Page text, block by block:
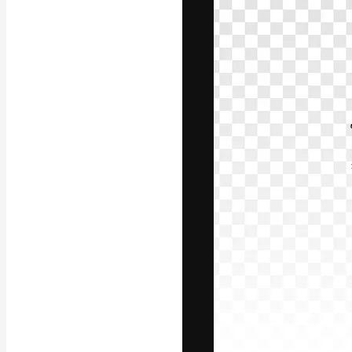
La piattaforma
creativi,